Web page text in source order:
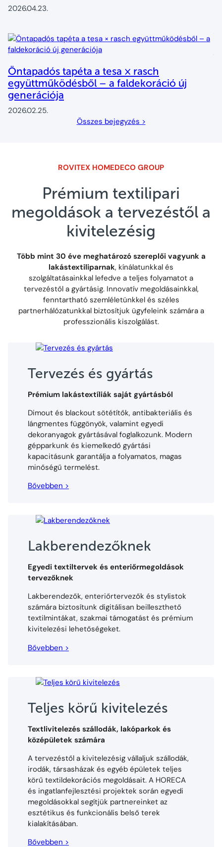
2026.04.23.
Öntapadós tapéta a tesa × rasch
együttműködésből – a faldekoráció új
generációja
2026.02.25.
Összes bejegyzés >
ROVITEX HOMEDECO GROUP
Prémium textilipari
megoldások a tervezéstől a
kivitelezésig
Több mint 30 éve meghatározó szereplői vagyunk a
lakástextiliparnak, kínálatunkkal és
szolgáltatásainkkal lefedve a teljes folyamatot a
tervezéstől a gyártásig. Innovatív megoldásainkkal,
fenntartható szemléletünkkel és széles
partnerhálózatunkkal biztosítjuk ügyfeleink számára a
professzionális kiszolgálást.
Tervezés és gyártás
Prémium lakástextíliák saját gyártásból
Dimout és blackout sötétítők, antibakteriális és
lángmentes függönyök, valamint egyedi
dekoranyagok gyártásával foglalkozunk. Modern
gépparkunk és kiemelkedő gyártási
kapacitásunk garantálja a folyamatos, magas
minőségű termelést.
Bővebben >
Lakberendezőknek
Egyedi textiltervek és enteriőrmegoldások
tervezőknek
Lakberendezők, enteriőrtervezők és stylistok
számára biztosítunk digitálisan beilleszthető
textilmintákat, szakmai támogatást és prémium
kivitelezési lehetőségeket.
Bővebben >
Teljes körű kivitelezés
Textlivitelezés szállodák, lakóparkok és
középületek számára
A tervezéstől a kivitelezésig vállaljuk szállodák,
irodák, társasházak és egyéb épületek teljes
körű textildekorációs megoldásait. A HORECA
és ingatlanfejlesztési projektek során egyedi
megoldásokkal segítjük partnereinket az
esztétikus és funkcionális belső terek
kialakításában.
Bővebben >